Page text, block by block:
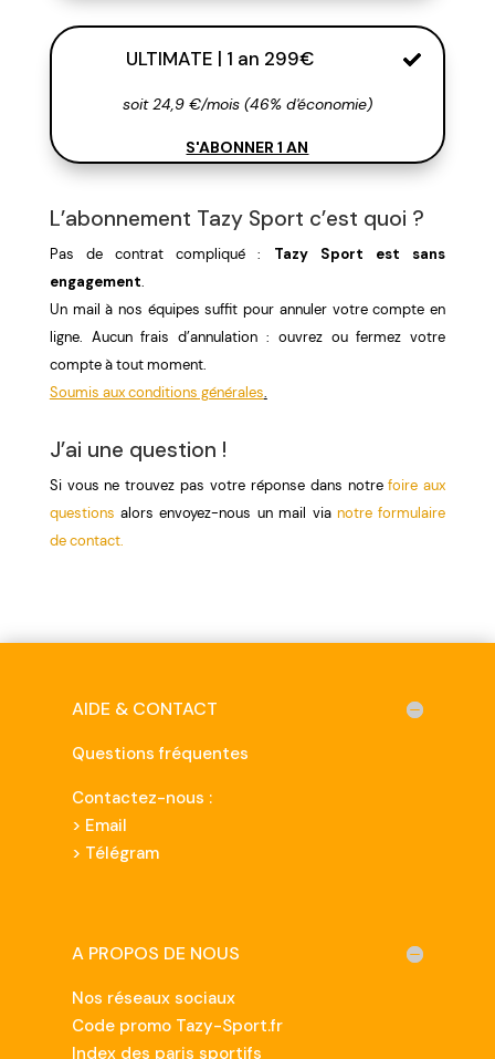
ULTIMATE | 1 an 299€
soit 24,9 €/mois (46% d'économie)
S'ABONNER 1 AN
L’abonnement Tazy Sport c’est quoi ?
Pas de contrat compliqué : Tazy Sport est sans
engagement.
Un mail à nos équipes suffit pour annuler votre compte en
ligne. Aucun frais d’annulation : ouvrez ou fermez votre
compte à tout moment.
Soumis aux conditions générales.
J’ai une question !
Si vous ne trouvez pas votre réponse dans notrefoire aux
questions alors envoyez-nous un mail via notre formulaire
de contact.
AIDE & CONTACT
Questions fréquentes
Contactez-nous :
> Email
> Télégram
A PROPOS DE NOUS
Nos réseaux sociaux
Code promo Tazy-Sport.fr
Index des paris sportifs